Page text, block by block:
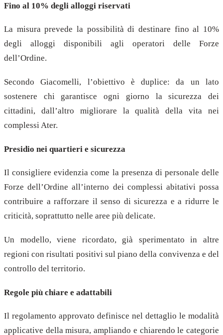
Fino al 10% degli alloggi riservati
La misura prevede la possibilità di destinare fino al 10%
degli alloggi disponibili agli operatori delle Forze
dell’Ordine.
Secondo Giacomelli, l’obiettivo è duplice: da un lato
sostenere chi garantisce ogni giorno la sicurezza dei
cittadini, dall’altro migliorare la qualità della vita nei
complessi Ater.
Presidio nei quartieri e sicurezza
Il consigliere evidenzia come la presenza di personale delle
Forze dell’Ordine all’interno dei complessi abitativi possa
contribuire a rafforzare il senso di sicurezza e a ridurre le
criticità, soprattutto nelle aree più delicate.
Un modello, viene ricordato, già sperimentato in altre
regioni con risultati positivi sul piano della convivenza e del
controllo del territorio.
Regole più chiare e adattabili
Il regolamento approvato definisce nel dettaglio le modalità
applicative della misura, ampliando e chiarendo le categorie